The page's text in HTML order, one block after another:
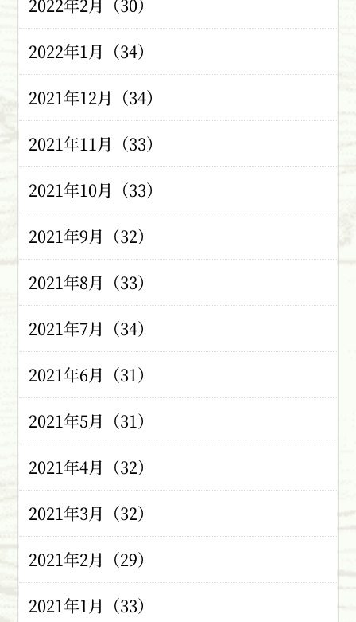
2022年2月（30）
2022年1月（34）
2021年12月（34）
2021年11月（33）
2021年10月（33）
2021年9月（32）
2021年8月（33）
2021年7月（34）
2021年6月（31）
2021年5月（31）
2021年4月（32）
2021年3月（32）
2021年2月（29）
2021年1月（33）